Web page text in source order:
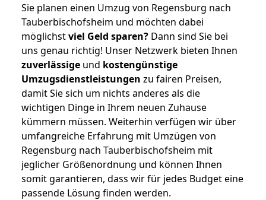
Sie planen einen Umzug von Regensburg nach
Tauberbischofsheim und möchten dabei
möglichstviel Geld sparen? Dann sind Sie bei
uns genau richtig! Unser Netzwerk bieten Ihnen
zuverlässige und kostengünstige
Umzugsdienstleistungen zu fairen Preisen,
damit Sie sich um nichts anderes als die
wichtigen Dinge in Ihrem neuen Zuhause
kümmern müssen. Weiterhin verfügen wir über
umfangreiche Erfahrung mit Umzügen von
Regensburg nach Tauberbischofsheim mit
jeglicher Größenordnung und können Ihnen
somit garantieren, dass wir für jedes Budget eine
passende Lösung finden werden.